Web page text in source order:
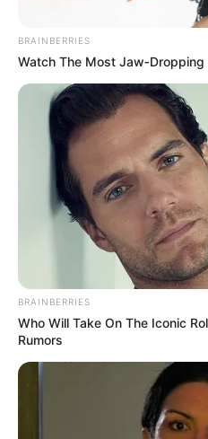
TEMAS DESTACADOS
EMERGENCIAS POR
FUERTES LLUVIAS
LIGA BETPLAY
CORTES DE LUZ
FENÓMENO DEL NIÑO
BRAINBERRIES
Watch The Most
BRAINBERRIES
Who Will Take On The Iconic
Rumors